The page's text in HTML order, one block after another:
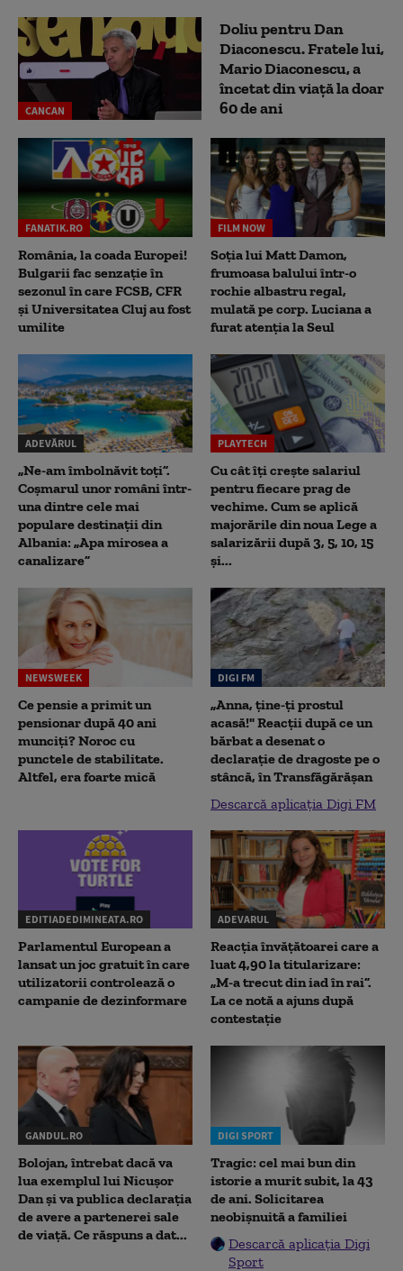
CANCAN
Doliu pentru Dan
Diaconescu. Fratele lui,
Mario Diaconescu, a
încetat din viață la doar
60 de ani
FANATIK.RO
România, la coada Europei!
Bulgarii fac senzație în
sezonul în care FCSB, CFR
și Universitatea Cluj au fost
umilite
FILM NOW
Soția lui Matt Damon,
frumoasa balului într-o
rochie albastru regal,
mulată pe corp. Luciana a
furat atenția la Seul
ADEVĂRUL
„Ne-am îmbolnăvit toți”.
Coșmarul unor români într-
una dintre cele mai
populare destinații din
Albania: „Apa mirosea a
canalizare”
PLAYTECH
Cu cât îți crește salariul
pentru fiecare prag de
vechime. Cum se aplică
majorările din noua Lege a
salarizării după 3, 5, 10, 15
și...
NEWSWEEK
Ce pensie a primit un
pensionar după 40 ani
munciți? Noroc cu
punctele de stabilitate.
Altfel, era foarte mică
DIGI FM
„Anna, ţine-ţi prostul
acasă!" Reacţii după ce un
bărbat a desenat o
declaraţie de dragoste pe o
stâncă, în Transfăgărăşan
Descarcă aplicația Digi FM
EDITIADEDIMINEATA.RO
Parlamentul European a
lansat un joc gratuit în care
utilizatorii controlează o
campanie de dezinformare
ADEVARUL
Reacția învățătoarei care a
luat 4,90 la titularizare:
„M-a trecut din iad în rai”.
La ce notă a ajuns după
contestație
GANDUL.RO
Bolojan, întrebat dacă va
lua exemplul lui Nicușor
Dan și va publica declarația
de avere a partenerei sale
de viață. Ce răspuns a dat...
DIGI SPORT
Tragic: cel mai bun din
istorie a murit subit, la 43
de ani. Solicitarea
neobișnuită a familiei
Descarcă aplicația Digi
Sport